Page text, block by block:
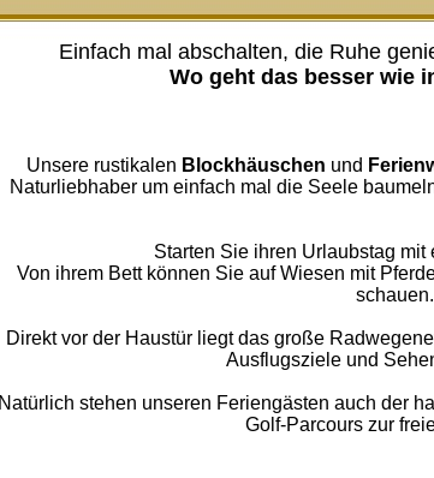
Einfach mal abschalten, die Ruhe
Wo geht das besser wie
Unsere rustikalen Blockhäuschen und
Naturliebhaber um einfach mal die Seele
Starten Sie ihren Urlaubstag mit
Von ihrem Bett können Sie auf Wiesen mit
schauen.
Direkt vor der Haustür liegt das große
Ausflugsziele und
Natürlich stehen unseren Feriengästen auch der
Golf-Parcours zur